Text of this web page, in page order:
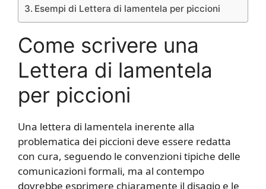
Esempi di Lettera di lamentela per piccioni
Come scrivere una
Lettera di lamentela
per piccioni
Una lettera di lamentela inerente alla
problematica dei piccioni deve essere redatta
con cura, seguendo le convenzioni tipiche delle
comunicazioni formali, ma al contempo
dovrebbe esprimere chiaramente il disagio e le